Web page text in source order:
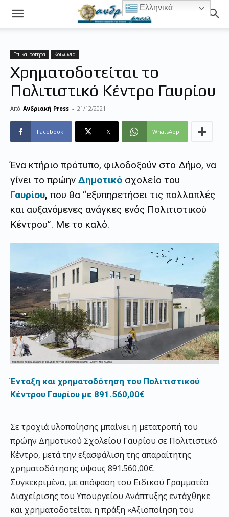
Επικαιροτητα Κοινωνια
Χρηματοδοτείται το
Πολιτιστικό Κέντρο Γαυρίου
Από Ανδριακή Press - 21/12/2021
Facebook X WhatsApp
Ένα κτήριο πρότυπο, φιλοδοξούν στο Δήμο, να
γίνει το πρώην Δημοτικό σχολείο του
Γαυρίου, που θα “εξυπηρετήσει τις πολλαπλές
και αυξανόμενες ανάγκες ενός Πολιτιστικού
Κέντρου”. Με το καλό.
Ένταξη και χρηματοδότηση του Πολιτιστικού
Κέντρου Γαυρίου με 891.560,00€
Σε τροχιά υλοποίησης μπαίνει η μετατροπή του
πρώην Δημοτικού Σχολείου Γαυρίου σε Πολιτιστικό
Κέντρο, μετά την εξασφάλιση της απαραίτητης
χρηματοδότησης ύψους 891.560,00€.
Συγκεκριμένα, με απόφαση του Ειδικού Γραμματέα
Διαχείρισης του Υπουργείου Ανάπτυξης εντάχθηκε
και χρηματοδοτείται η πράξη «Αξιοποίηση του
Ελληνικά